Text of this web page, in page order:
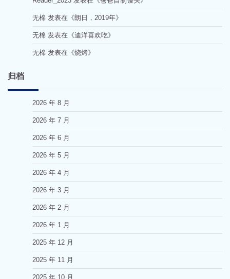
无棉 发表在《朗日，2019年》
无棉 发表在《迪洋喜欢吃》
无棉 发表在《烧烤》
归档
2026 年 8 月
2026 年 7 月
2026 年 6 月
2026 年 5 月
2026 年 4 月
2026 年 3 月
2026 年 2 月
2026 年 1 月
2025 年 12 月
2025 年 11 月
2025 年 10 月